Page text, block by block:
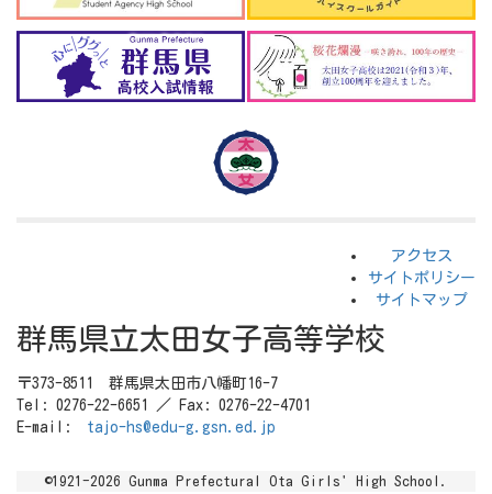
アクセス
サイトポリシー
サイトマップ
群馬県立太田女子高等学校
〒373-8511 群馬県太田市八幡町16-7
Tel: 0276-22-6651 ／ Fax: 0276-22-4701
E-mail: tajo-hs@edu-g.gsn.ed.jp
©1921-2026 Gunma Prefectural Ota Girls' High School.